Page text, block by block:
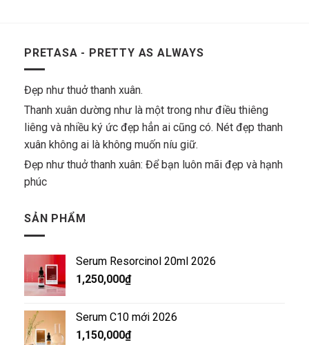
PRETASA - PRETTY AS ALWAYS
Đẹp như thuở thanh xuân.
Thanh xuân dường như là một trong như điều thiêng
liêng và nhiều ký ức đẹp hẳn ai cũng có. Nét đẹp thanh
xuân không ai là không muốn níu giữ.
Đẹp như thuở thanh xuân: Để bạn luôn mãi đẹp và hạnh
phúc
SẢN PHẨM
Serum Resorcinol 20ml 2026
1,250,000₫
Serum C10 mới 2026
1,150,000₫